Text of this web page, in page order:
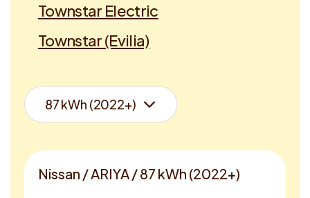
Townstar Electric
Townstar (Evilia)
Nissan / ARIYA / 87 kWh (2022+)